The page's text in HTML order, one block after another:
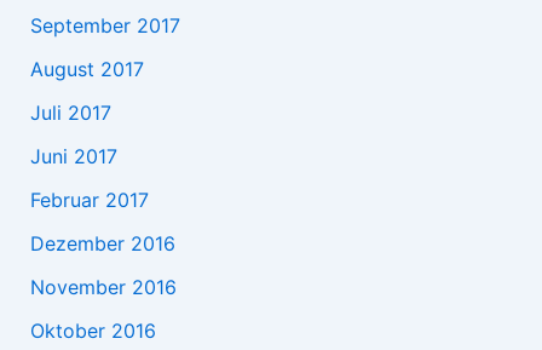
September 2017
August 2017
Juli 2017
Juni 2017
Februar 2017
Dezember 2016
November 2016
Oktober 2016